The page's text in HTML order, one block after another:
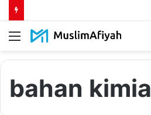
Menu
bahan kimia